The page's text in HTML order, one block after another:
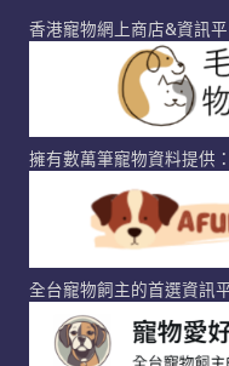
香港寵物網上商店&資訊
擁有數萬筆寵物資料提供
全台寵物飼主的首選資訊